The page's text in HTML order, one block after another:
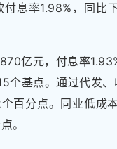
息率1.98%，同比
亿元，付息率
个基点。通过代发
百分点。同业低成
。